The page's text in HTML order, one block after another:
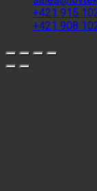
+421 915
+421 908